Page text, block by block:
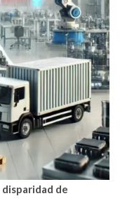
disparidad de